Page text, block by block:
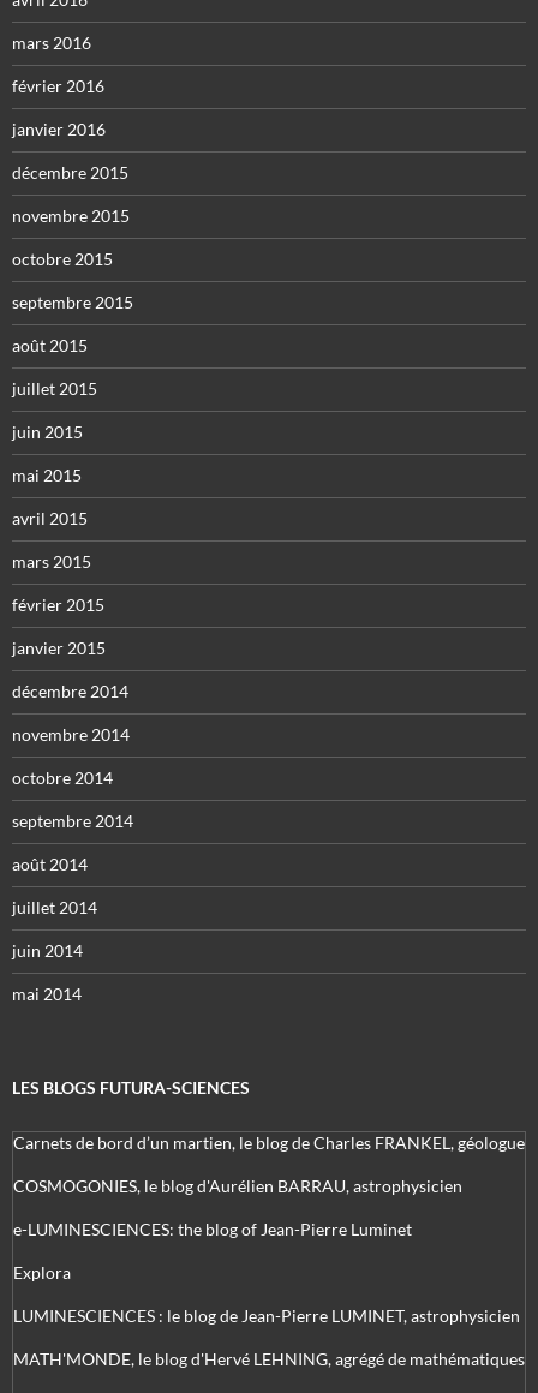
mars 2016
février 2016
janvier 2016
décembre 2015
novembre 2015
octobre 2015
septembre 2015
août 2015
juillet 2015
juin 2015
mai 2015
avril 2015
mars 2015
février 2015
janvier 2015
décembre 2014
novembre 2014
octobre 2014
septembre 2014
août 2014
juillet 2014
juin 2014
mai 2014
LES BLOGS FUTURA-SCIENCES
Carnets de bord d’un martien, le blog de Charles FRANKEL, géologue
COSMOGONIES, le blog d'Aurélien BARRAU, astrophysicien
e-LUMINESCIENCES: the blog of Jean-Pierre Luminet
Explora
LUMINESCIENCES : le blog de Jean-Pierre LUMINET, astrophysicien
MATH'MONDE, le blog d'Hervé LEHNING, agrégé de mathématiques